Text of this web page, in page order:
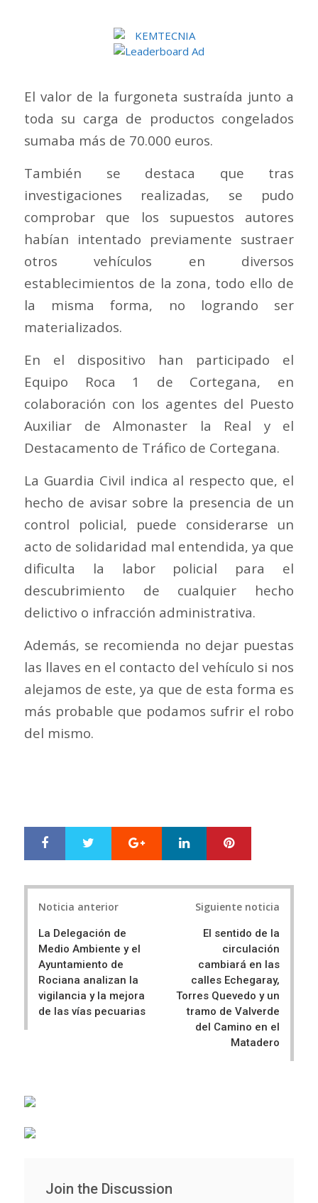
El valor de la furgoneta sustraída junto a
toda su carga de productos congelados
sumaba más de 70.000 euros.
También se destaca que tras
investigaciones realizadas, se pudo
comprobar que los supuestos autores
habían intentado previamente sustraer
otros vehículos en diversos
establecimientos de la zona, todo ello de
la misma forma, no logrando ser
materializados.
En el dispositivo han participado el
Equipo Roca 1 de Cortegana, en
colaboración con los agentes del Puesto
Auxiliar de Almonaster la Real y el
Destacamento de Tráfico de Cortegana.
La Guardia Civil indica al respecto que, el
hecho de avisar sobre la presencia de un
control policial, puede considerarse un
acto de solidaridad mal entendida, ya que
dificulta la labor policial para el
descubrimiento de cualquier hecho
delictivo o infracción administrativa.
Además, se recomienda no dejar puestas
las llaves en el contacto del vehículo si nos
alejamos de este, ya que de esta forma es
más probable que podamos sufrir el robo
del mismo.
r
e
e
Google+ LinkedIn
Noticia anterior
La Delegación de
Medio Ambiente y el
Ayuntamiento de
Rociana analizan la
vigilancia y la mejora
de las vías pecuarias
Siguiente noticia
El sentido de la
circulación
cambiará en las
calles Echegaray,
Torres Quevedo y un
tramo de Valverde
del Camino en el
Matadero
Join the Discussion